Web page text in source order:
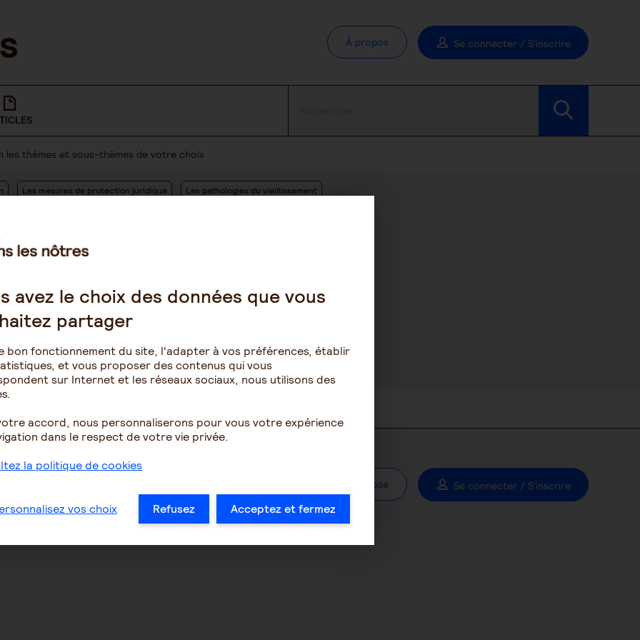
À propos Se connecter / S'inscrire
thèmes et sous-thèmes de votre choix
Les mesures de protection juridique Les pathologies du vieillissement
18:14
NOUS SUIVRE
À propos Se connecter / S'inscrire
avez le choix des données que vous
partager
bon fonctionnement du site, l'adapter à vos préférences, établir
et vous proposer des contenus qui vous
sur Internet et les réseaux sociaux, nous utilisons des
accord, nous personnaliserons pour vous votre expérience
dans le respect de votre vie privée.
la politique de cookies
vos choix Refusez Acceptez et fermez